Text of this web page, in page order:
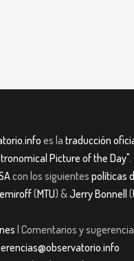
es la traducción
Picture of the Day".
con los siguientes políticas
(MTU) &Jerry Bonnell (
| Comentarios y